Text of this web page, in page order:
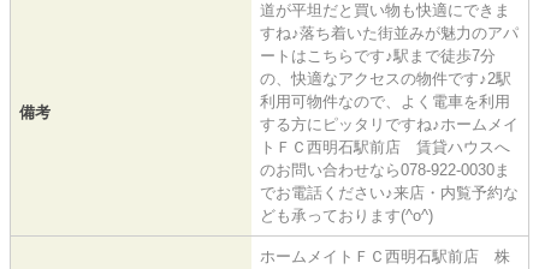
備考
道が平坦だと買い物も快適にできま
すね♪落ち着いた街並みが魅力のアパ
ートはこちらです♪駅まで徒歩7分
の、快適なアクセスの物件です♪2駅
利用可物件なので、よく電車を利用
する方にピッタリですね♪ホームメイ
トＦＣ西明石駅前店 賃貸ハウスへ
のお問い合わせなら078-922-0030ま
でお電話ください♪来店・内覧予約な
ども承っております(^o^)
ホームメイトＦＣ西明石駅前店 株